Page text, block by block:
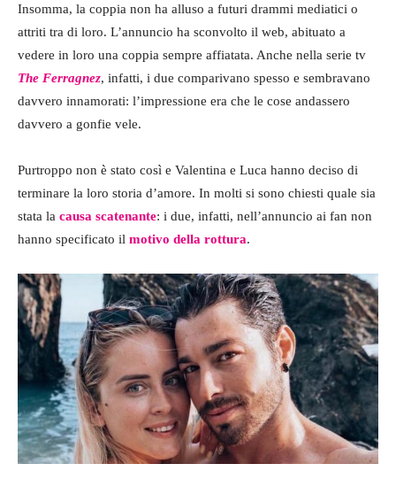
Insomma, la coppia non ha alluso a futuri drammi mediatici o
attriti tra di loro. L’annuncio ha sconvolto il web, abituato a
vedere in loro una coppia sempre affiatata. Anche nella serie tv
The Ferragnez, infatti, i due comparivano spesso e sembravano
davvero innamorati: l’impressione era che le cose andassero
davvero a gonfie vele.
Purtroppo non è stato così e Valentina e Luca hanno deciso di
terminare la loro storia d’amore. In molti si sono chiesti quale sia
stata la causa scatenante: i due, infatti, nell’annuncio ai fan non
hanno specificato il motivo della rottura.